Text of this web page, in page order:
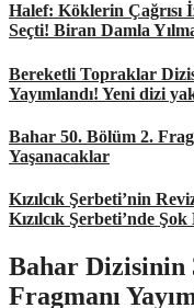
Halef: Köklerin Çağrısı
Seçti! Biran Damla
Bereketli Topraklar
Yayımlandı! Yeni dizi
Bahar 50. Bölüm 2.
Yaşanacaklar
Kızılcık Şerbeti’nin
Kızılcık Şerbeti’nde
Bahar Dizisinin
Fragmanı